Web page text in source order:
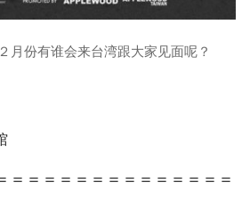
月份有谁会来台湾跟大家见面呢？
＝＝＝＝＝＝＝＝＝＝＝＝＝＝